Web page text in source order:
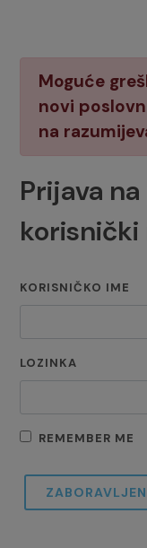
Moguće
novi
na
Prijava
korisnički
KORISNIČKO IME
LOZINKA
REMEMBER ME